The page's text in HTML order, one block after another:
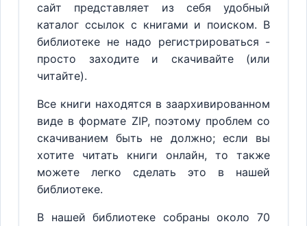
сайт представляет из себя удобный
каталог ссылок с книгами и поиском. В
библиотеке не надо регистрироваться -
просто заходите и скачивайте (или
читайте).
Все книги находятся в заархивированном
виде в формате ZIP, поэтому проблем со
скачиванием быть не должно; если вы
хотите читать книги онлайн, то также
можете легко сделать это в нашей
библиотеке.
В нашей библиотеке собраны около 70